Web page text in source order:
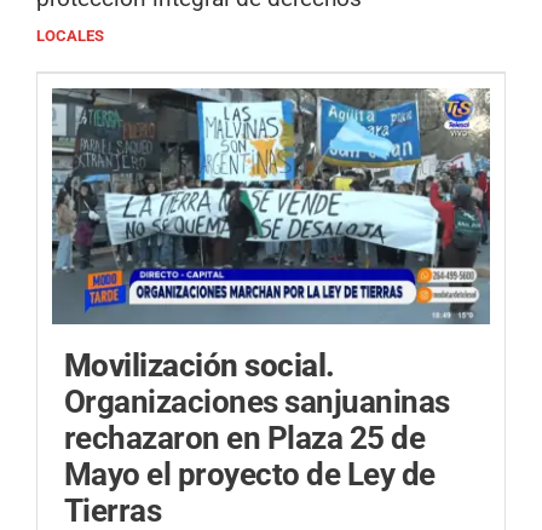
LOCALES
Movilización social.
Organizaciones sanjuaninas
rechazaron en Plaza 25 de
Mayo el proyecto de Ley de
Tierras